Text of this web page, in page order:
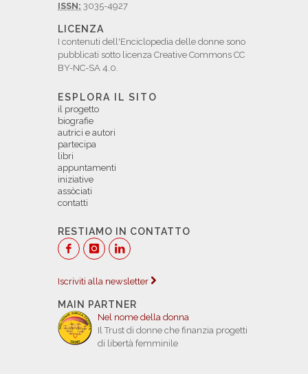
ISSN: 3035-4927
LICENZA
I contenuti dell'Enciclopedia delle donne sono
pubblicati sotto licenza Creative Commons CC
BY-NC-SA 4.0.
ESPLORA IL SITO
il progetto
biografie
autrici e autori
partecipa
libri
appuntamenti
iniziative
assòciati
contatti
RESTIAMO IN CONTATTO
Iscriviti alla newsletter
MAIN PARTNER
Nel nome della donna
Il Trust di donne che finanzia progetti
di libertà femminile